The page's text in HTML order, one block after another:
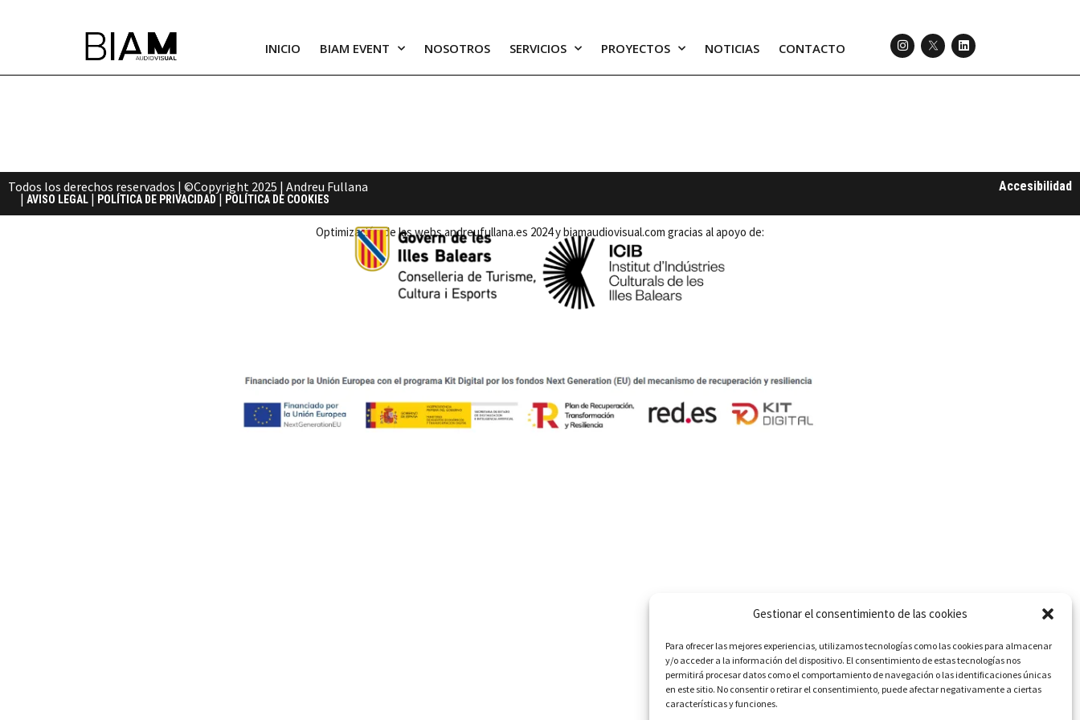
Gestionar el consentimiento de las cookies
Para ofrecer las mejores experiencias, utilizamos tecnologías como las cookies para almacenar
y/o acceder a la información del dispositivo. El consentimiento de estas tecnologías nos
permitirá procesar datos como el comportamiento de navegación o las identificaciones únicas
en este sitio. No consentir o retirar el consentimiento, puede afectar negativamente a ciertas
características y funciones.
INICIO BIAM EVENT NOSOTROS SERVICIOS PROYECTOS NOTICIAS CONTACTO
Todos los derechos reservados | ©Copyright 2025 | Andreu Fullana
| AVISO LEGAL | POLÍTICA DE PRIVACIDAD| POLÍTICA DE COOKIES
Accesibilidad
Optimización de las webs andreufullana.es 2024 y biamaudiovisual.com gracias al apoyo de: